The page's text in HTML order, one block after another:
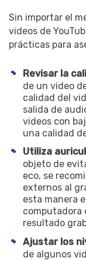
Sin importar el
videos de
prácticas para
Revisar la
de un video
calidad del
salida de
videos con
una calidad
Utiliza
objeto de
eco, se
externos al
esta manera
computadora
resultado
Ajustar los
de algunos